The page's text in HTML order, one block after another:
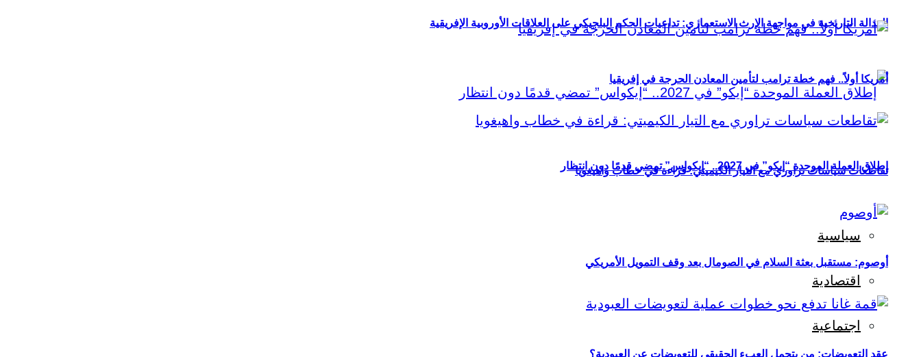
العدالة التاريخية في مواجهة الإرث الاستعماري: تداعيات الحكم البلجيكي على العلاقات الأوروبية الإفريقية
إطلاق العملة الموحدة “إيكو” في 2027.. “إيكواس” تمضي قدمًا دون انتظار
سياسية
اقتصادية
اجتماعية
أمريكا أولاً.. فهم خطة ترامب لتأمين المعادن الحرجة في إفريقيا
تقاطعات سياسات تراوري مع التيار الكيميتي: قراءة في خطاب واهيغويا
أوصوم: مستقبل بعثة السلام في الصومال بعد وقف التمويل الأمريكي
عقد التعويضات: من يتحمل العبء الحقيقي للتعويضات عن العبودية؟